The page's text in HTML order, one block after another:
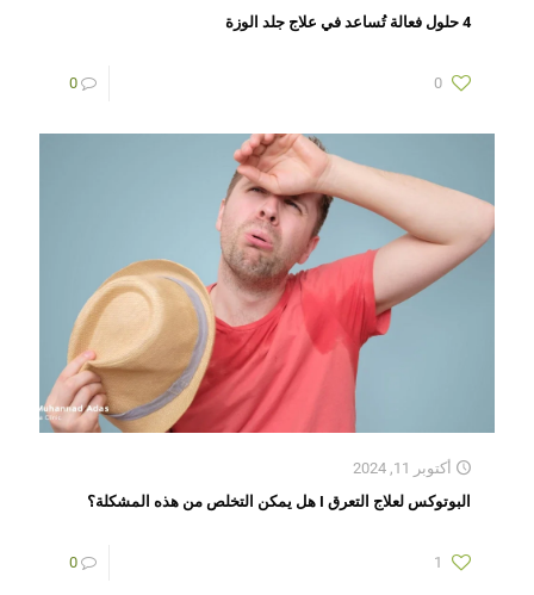
4 حلول فعالة تُساعد في علاج جلد الوزة
0
0
أكتوبر 11, 2024
البوتوكس لعلاج التعرق I هل يمكن التخلص من هذه المشكلة؟
1
0